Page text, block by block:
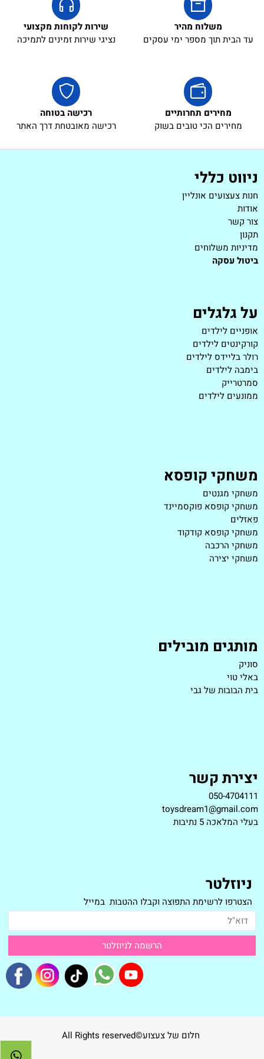
משלוח מהיר
עד הבית תוך מספר ימי עסקים
שירות לקוחות מקצועי
נציגי שירות זמינים לתמיכה
מחירים תחרותיים
מחירים הכי טובים בשוק
רכישה בטוחה
רכישה מאובטחת דרך האתר
ניווט כללי
חנות צעצועים אונליין
אודות
צור קשר
תקנון
מדיניות משלוחים
ביטול עסקה
על גלגלים
אופניים לילדים
קורקינטים לילדים
רולר בליידס לילדים
בימבה לילדים
סמרטרייק
ממונעים לילדים
משחקי קופסא
משחקי מגנטים
משחקי קופסא פוקסמיינד
פאזלים
משחקי קופסא קודקוד
משחקי הרכבה
משחקי יצירה
מותגים מובילים
סוניק
באלי טוי
בית הבובות של גבי
יצירת קשר
050-4704111
toysdream1@gmail.com
בעלי המלאכה 5 נתיבות
ניוזלטר
הצטרפו לרשימת התפוצה וקבלו ההטבות במייל
חלום של צעצוע©All Rights reserved